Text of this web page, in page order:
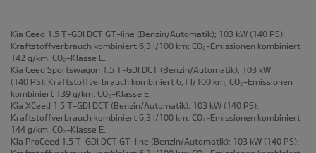
Kia Ceed 1.5 T-GDI DCT GT-line (Benzin/Automatik); 103 kW (140 PS):
Kraftstoffverbrauch kombiniert 6,3 l/100 km; CO₂-Emissionen kombiniert
142 g/km. CO₂-Klasse E.
Kia Ceed Sportswagon 1.5 T-GDI DCT (Benzin/Automatik); 103 kW
(140 PS): Kraftstoffverbrauch kombiniert 6,1 l/100 km; CO₂-Emissionen
kombiniert 139 g/km. CO₂-Klasse E.
Kia XCeed 1.5 T-GDI DCT (Benzin/Automatik); 103 kW (140 PS):
Kraftstoffverbrauch kombiniert 6,3 l/100 km; CO₂-Emissionen kombiniert
144 g/km. CO₂-Klasse E.
Kia ProCeed 1.5 T-GDI DCT GT-line (Benzin/Automatik); 103 kW (140 PS):